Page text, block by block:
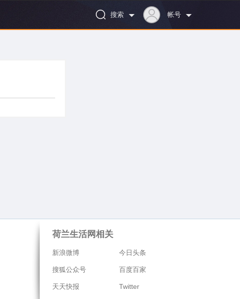
帐号
搜索
荷兰生活网相关
新浪微博 今日头条
搜狐公众号 百度百家
天天快报 Twitter